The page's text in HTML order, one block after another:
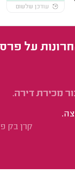
עודכן שלשום
על
מכירת דירה.
קרן בק